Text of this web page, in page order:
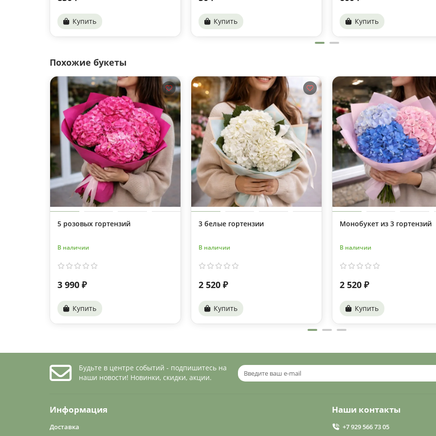
Купить Купить Купить
Похожие букеты
5 розовых гортензий
В наличии
3 990 ₽
Купить
3 белые гортензии
В наличии
2 520 ₽
Купить
Монобукет из 3 гортензий
В наличии
2 520 ₽
Купить
Будьте в центре событий - подпишитесь на
наши новости! Новинки, скидки, акции.
Информация
Доставка
Наши контакты
+7 929 566 73 05